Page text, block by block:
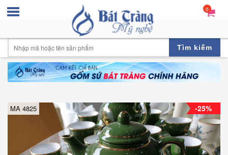
0
Tìm kiếm
-25%
MA 4825